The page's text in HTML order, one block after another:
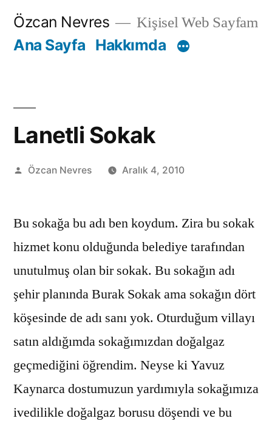
İçeriğe
Özcan Nevres Kişisel Web Sayfam
Ana Sayfa Hakkımda
Lanetli Sokak
Gönderen:
Özcan Nevres Aralık 4, 2010
Bu sokağa bu adı ben koydum. Zira bu sokak
hizmet konu olduğunda belediye tarafından
unutulmuş olan bir sokak. Bu sokağın adı
şehir planında Burak Sokak ama sokağın dört
köşesinde de adı sanı yok. Oturduğum villayı
satın aldığımda sokağımızdan doğalgaz
geçmediğini öğrendim. Neyse ki Yavuz
Kaynarca dostumuzun yardımıyla sokağımıza
ivedilikle doğalgaz borusu döşendi ve bu